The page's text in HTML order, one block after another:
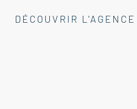
DÉCOUVRIR L'AGENCE